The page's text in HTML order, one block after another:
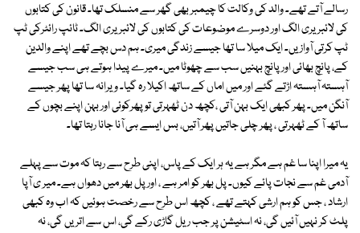
رسالے آتے تھے۔ والد کی وکالت کا چیمبر بھی گھر سے منسلک تھا۔ قانون کی کتابوں
کی لائبریری الگ اور دوسرے موضوعات کی کتابوں کی لائبریری الگ۔ ٹائپ رائٹرکی ٹپ
ٹپ کرتی آوازیں۔ ایک میلا سا تھا جیسے زندگی میری۔ ہم دس بچے تھے اپنے والدین
کے، پانچ بھائی اور پانچ بہنیں سب سے چھوٹا میں۔ میرے پیدا ہوتے ہی سب جیسے
آہستہ آہستہ اڑتے گئے اور میں اماں کے ساتھ اکیلا رہ گیا۔ ویرانہ سا تھا پھر جیسے
آنگن میں۔ پھر کبھی ایک بہن آتی ،کچھ دن ٹھہرتی تو پھرکوئی اور بہن اپنے بچوں کے
ساتھ آ کے ٹھہرتی ، پھر چلی جاتیں پھر آتیں، بس ایسے ہی آنا جانا رہتا تھا۔
یہ میرا اپنا سا غم ہے مگر ہے یہ ہر ایک کے پاس، اپنی طرح سے رہتا کہ موت سے پہلے
آدمی غم سے نجات پائے کیوں۔ پل بھر کو امر ہے ، اور پل بھر میں دھواں ہے۔ میر ی آپا
ارشاد ، جس کو ہم ارشی کہتے تھے ، کچھ اس طرح سے رخصت ہوئیں کہ اب وہ کبھی
پلٹ کر نہیں آئیں گی، نہ اسٹیشن پر جب ریل گاڑی رکے گی، اس سے اتریں گی، نہ